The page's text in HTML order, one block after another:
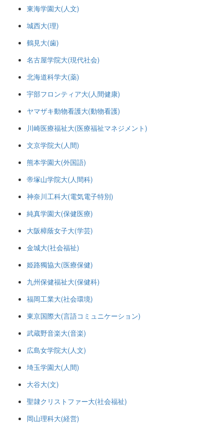
東海学園大(人文)
城西大(理)
鶴見大(歯)
名古屋学院大(現代社会)
北海道科学大(薬)
宇部フロンティア大(人間健康)
ヤマザキ動物看護大(動物看護)
川崎医療福祉大(医療福祉マネジメント)
文京学院大(人間)
熊本学園大(外国語)
帝塚山学院大(人間科)
神奈川工科大(電気電子特別)
純真学園大(保健医療)
大阪樟蔭女子大(学芸)
金城大(社会福祉)
姫路獨協大(医療保健)
九州保健福祉大(保健科)
福岡工業大(社会環境)
東京国際大(言語コミュニケーション)
武蔵野音楽大(音楽)
広島女学院大(人文)
埼玉学園大(人間)
大谷大(文)
聖隷クリストファー大(社会福祉)
岡山理科大(経営)